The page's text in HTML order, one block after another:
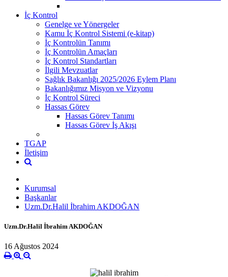
İç Kontrol
Genelge ve Yönergeler
Kamu İç Kontrol Sistemi (e-kitap)
İç Kontrolün Tanımı
İç Kontrolün Amaçları
İç Kontrol Standartları
İlgili Mevzuatlar
Sağlık Bakanlığı 2025/2026 Eylem Planı
Bakanlığımız Misyon ve Vizyonu
İç Kontrol Süreci
Hassas Görev
Hassas Görev Tanımı
Hassas Görev İş Akışı
TGAP
İletişim
Kurumsal
Başkanlar
Uzm.Dr.Halil İbrahim AKDOĞAN
Uzm.Dr.Halil İbrahim AKDOĞAN
16 Ağustos 2024